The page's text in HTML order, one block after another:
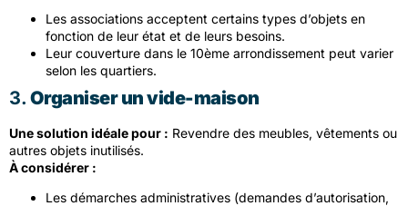
Les associations acceptent certains types d’objets en
fonction de leur état et de leurs besoins.
Leur couverture dans le 10ème arrondissement peut varier
selon les quartiers.
3. Organiser un vide-maison
Une solution idéale pour : Revendre des meubles, vêtements ou
autres objets inutilisés.
À considérer :
Les démarches administratives (demandes d’autorisation,